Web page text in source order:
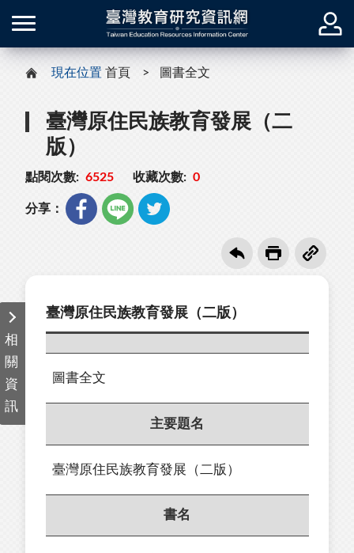
現在位置 首頁 圖書全文
臺灣原住民族教育發展（二
版）
點閱次數: 6525 收藏次數: 0
分享：
相
關
資
訊
臺灣原住民族教育發展（二版）
圖書全文
主要題名
臺灣原住民族教育發展（二版）
書名